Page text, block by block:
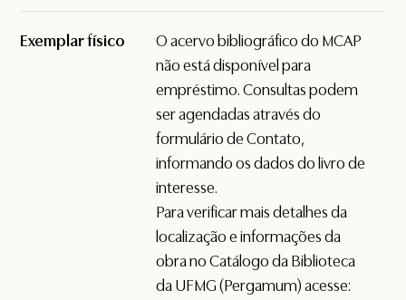
Exemplar físico
O acervo bibliográfico do MCAP
não está disponível para
empréstimo. Consultas podem
ser agendadas através do
formulário deContato,
informando os dados do livro de
interesse.
Para verificar mais detalhes da
localização e informações da
obra no Catálogo da Biblioteca
da UFMG (Pergamum) acesse: